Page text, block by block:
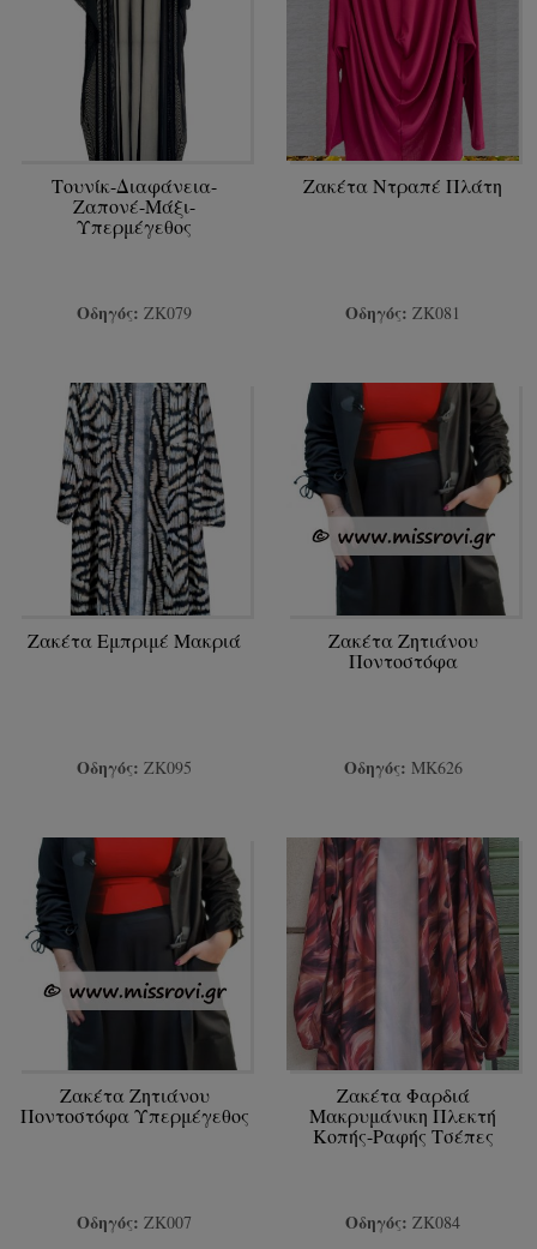
Τουνίκ-Διαφάνεια-
Ζαπονέ-Μάξι-
Υπερμέγεθος
Οδηγός: ΖΚ079
Ζακέτα Ντραπέ Πλάτη
Οδηγός: ΖΚ081
Ζακέτα Εμπριμέ Μακριά
Οδηγός: ΖΚ095
Ζακέτα Ζητιάνου
Ποντοστόφα
Οδηγός: ΜΚ626
Ζακέτα Ζητιάνου
Ποντοστόφα Υπερμέγεθος
Οδηγός: ΖΚ007
Ζακέτα Φαρδιά
Μακρυμάνικη Πλεκτή
Κοπής-Ραφής Τσέπες
Οδηγός: ΖΚ084